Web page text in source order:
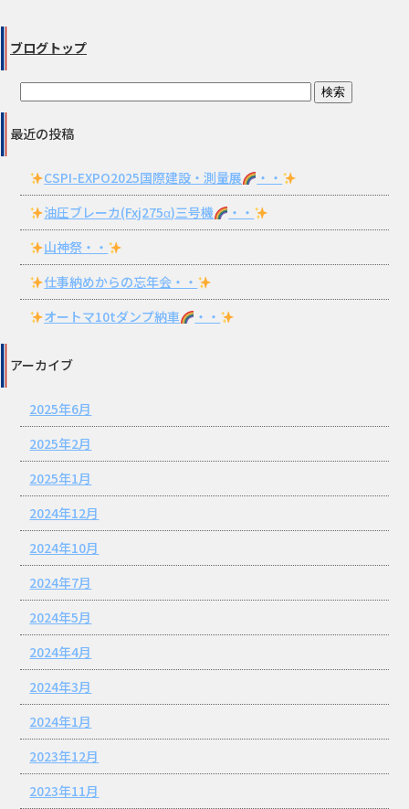
ブログトップ
最近の投稿
CSPI-EXPO2025国際建設・測量展
・・
油圧ブレーカ(Fxj275α)三号機
・・
山神祭・・
仕事納めからの忘年会・・
オートマ10tダンプ納車
・・
アーカイブ
2025年6月
2025年2月
2025年1月
2024年12月
2024年10月
2024年7月
2024年5月
2024年4月
2024年3月
2024年1月
2023年12月
2023年11月